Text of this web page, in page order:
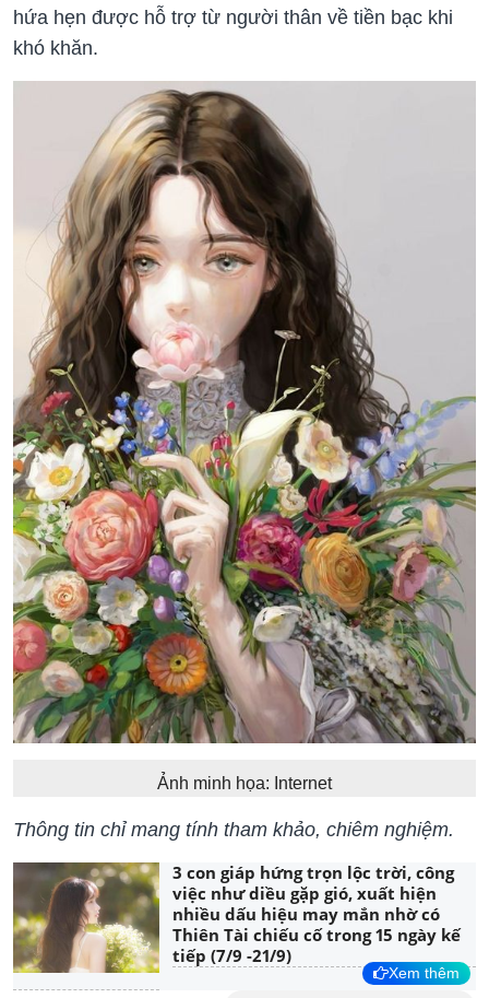
hứa hẹn được hỗ trợ từ người thân về tiền bạc khi
khó khăn.
Ảnh minh họa: Internet
Thông tin chỉ mang tính tham khảo, chiêm nghiệm.
3 con giáp hứng trọn lộc trời, công
việc như diều gặp gió, xuất hiện
nhiều dấu hiệu may mắn nhờ có
Thiên Tài chiếu cố trong 15 ngày kế
tiếp (7/9 -21/9)
Xem thêm